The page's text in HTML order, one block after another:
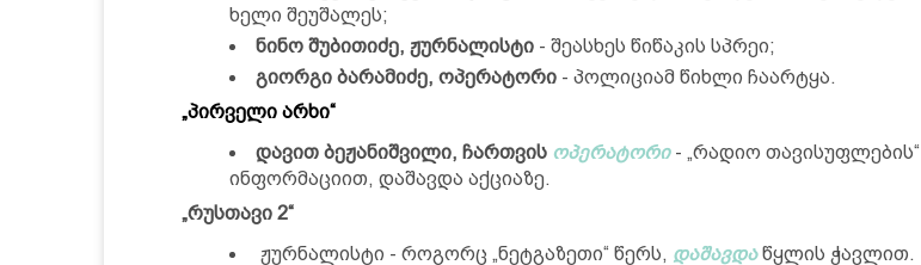
ხელი შეუშალეს;
ნინო შუბითიძე, ჟურნალისტი - შეასხეს წიწაკის სპრეი;
გიორგი ბარამიძე, ოპერატორი - პოლიციამ წიხლი ჩაარტყა.
„პირველი არხი“
დავით ბეჟანიშვილი, ჩართვის ოპერატორი- „რადიო თავისუფლების“
ინფორმაციით, დაშავდა აქციაზე.
„რუსთავი 2“
ჟურნალისტი - როგორც „ნეტგაზეთი“ წერს, დაშავდაწყლის ჭავლით.